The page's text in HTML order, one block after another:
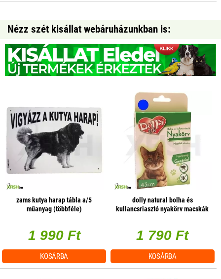
Nézz szét kisállat webáruházunkban is:
zams kutya harap tábla a/5
műanyag (többféle)
1 990 Ft
KOSÁRBA
dolly natural bolha és
kullancsriasztó nyakörv macskák
1 790 Ft
KOSÁRBA